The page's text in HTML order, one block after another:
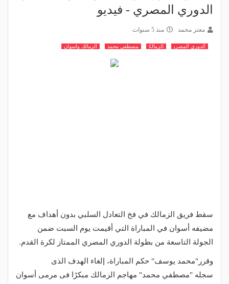
الدوري المصري - فيديو
معتز محمد منذ 5 سنوات
الدوري المصري الزمالك مصطفى محمد الزمالك واسوان
سقط فريق الزمالك في فخ التعادل السلبي بدون أهداف مع
مضيفه أسوان في المباراة التي أقيمت يوم السبت ضمن
الجولة التاسعة من بطولة الدوري المصري الممتاز لكرة القدم.
وقرر"محمد يوسف" حكم المباراة، إلغاء الهدف الذى
سجله "مصطفي محمد" مهاجم الزمالك مبكرًا فى مرمى أسوان